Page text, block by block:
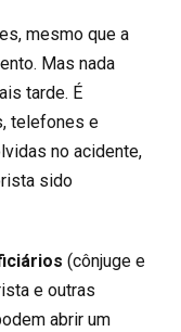
mesmo que a
Mas nada
tarde. É
telefones e
no acidente,
sido
(cônjuge e
e outras
abrir um